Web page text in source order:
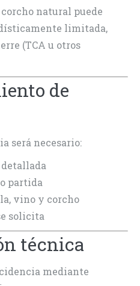
natural puede
limitada,
(TCA u otros
de
será necesario:
partida
vino y corcho
solicita
técnica
mediante